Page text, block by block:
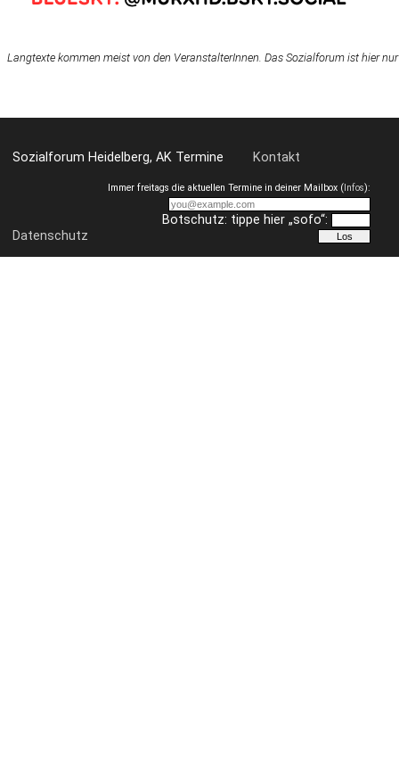
Langtexte kommen meist von den VeranstalterInnen. Das Sozialforum ist hier
Sozialforum Heidelberg, AK Termine Kontakt
Datenschutz
Immer freitags die aktuellen Termine in deiner Mailbox (Infos):
Botschutz: tippe hier „sofo“: